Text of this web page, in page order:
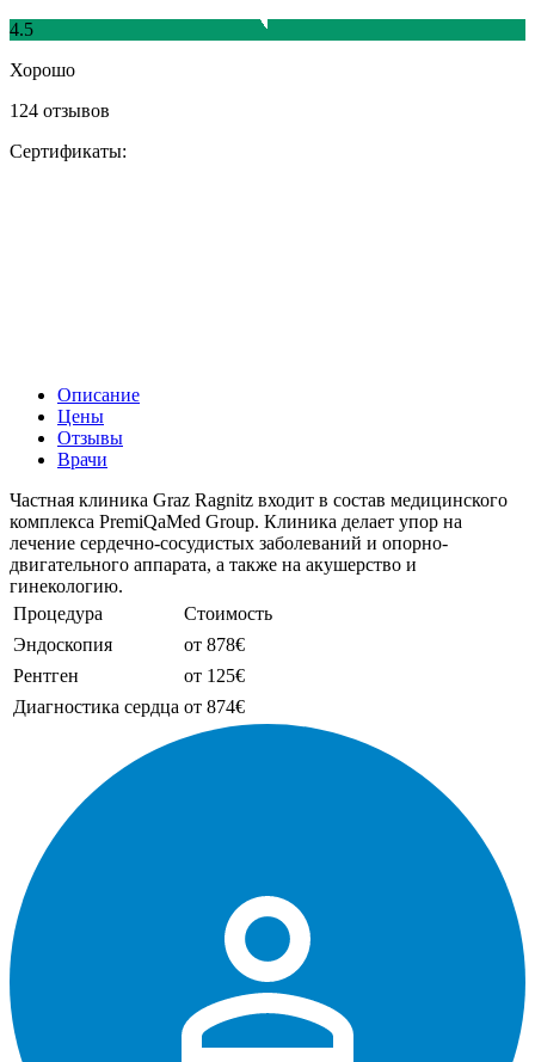
4.5
Хорошо
124 отзывов
Сертификаты:
Описание
Цены
Отзывы
Врачи
Частная клиника Graz Ragnitz входит в состав медицинского
комплекса PremiQaMed Group. Клиника делает упор на
лечение сердечно-сосудистых заболеваний и опорно-
двигательного аппарата, а также на акушерство и
гинекологию.
Процедура
Стоимость
Эндоскопия
от 878€
Рентген
от 125€
Диагностика сердца от 874€